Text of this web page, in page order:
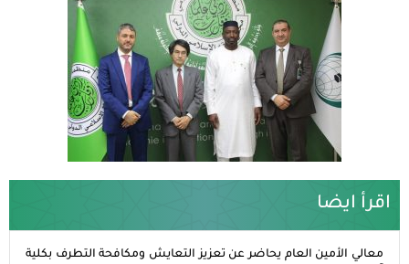
اقرأ ايضا
معالي الأمين العام يحاضر عن تعزيز التعايش ومكافحة التطرف بكلية